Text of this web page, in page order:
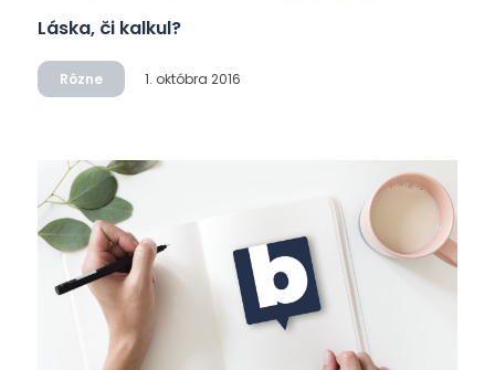
Láska, či kalkul?
Rôzne 1. októbra 2016